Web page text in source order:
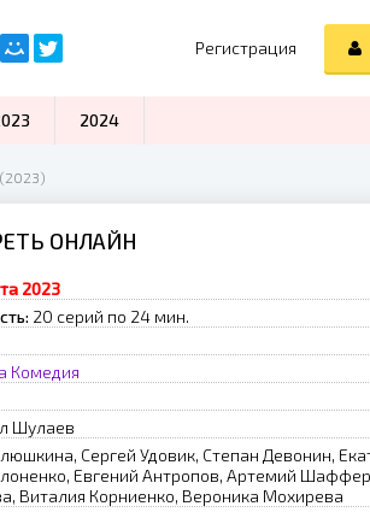
ОНЛАЙН
2023
20 серий по 24 мин.
Комедия
Шулаев
Сергей Удовик, Степан Девонин,
Евгений Антропов, Артемий
Виталия Корниенко, Вероника Мохирева
Регистрация
2024